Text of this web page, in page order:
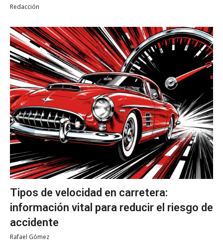
Redacción
Tipos de velocidad en carretera:
información vital para reducir el riesgo de
accidente
Rafael Gómez